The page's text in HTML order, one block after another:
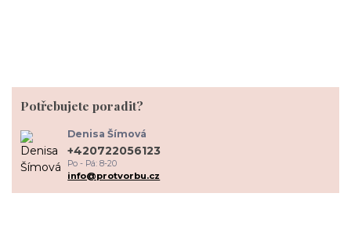
Potřebujete poradit?
Denisa Šímová
+420722056123
Po - Pá: 8-20
info@protvorbu.cz